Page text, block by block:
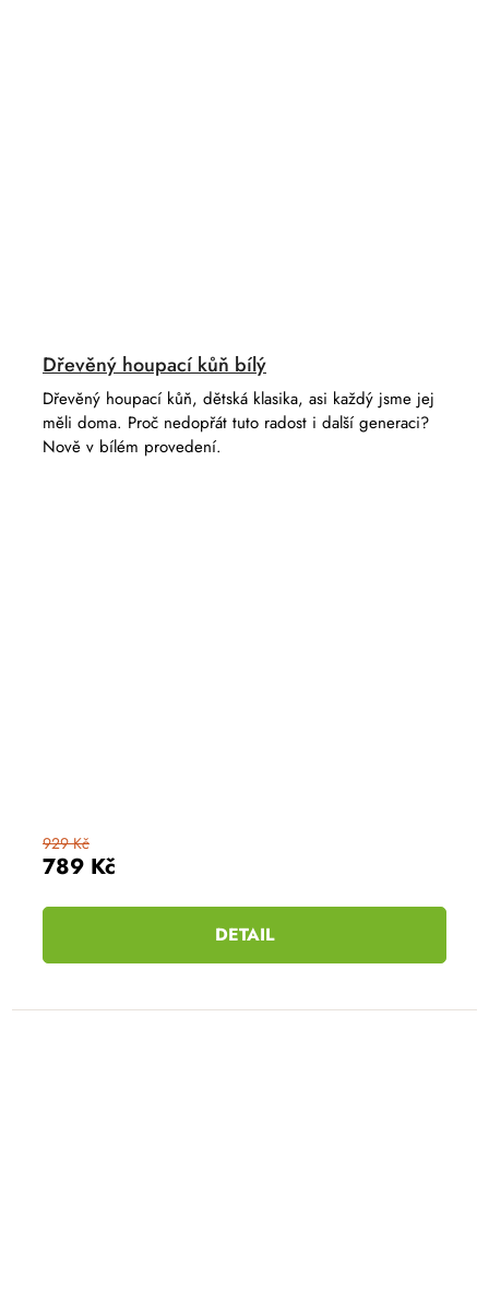
Dřevěný houpací kůň bílý
789 Kč
929 Kč
DETAIL
Dřevěný houpací kůň, dětská klasika, asi každý jsme jej
měli doma. Proč nedopřát tuto radost i další generaci?
Nově v bílém provedení.